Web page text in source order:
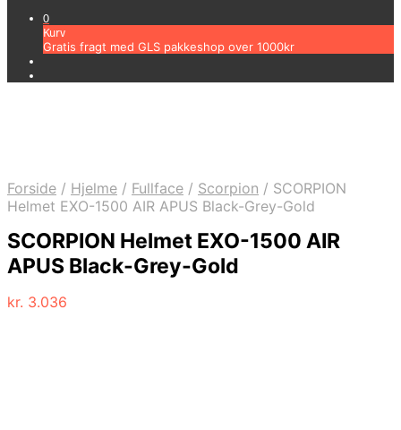
0
Kurv
Gratis fragt med GLS pakkeshop over 1000kr
Forside / Hjelme / Fullface / Scorpion / SCORPION
Helmet EXO-1500 AIR APUS Black-Grey-Gold
SCORPION Helmet EXO-1500 AIR
APUS Black-Grey-Gold
kr. 3.036